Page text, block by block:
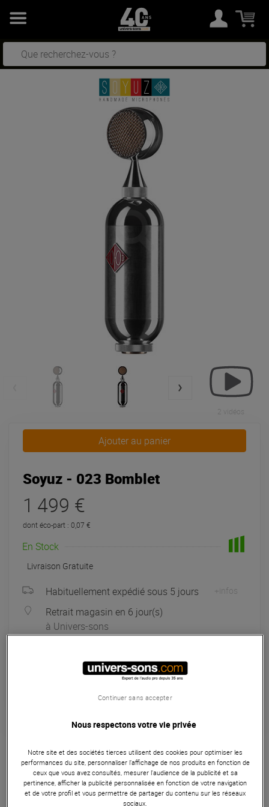
2 vidéos
Ajouter au panier
Soyuz - 023 Bomblet
1 499 €
dont éco-part : 0,07 €
En Stock
Livraison Gratuite
Habituellement expédié sous 5 jours +infos
Retrait magasin en 6 jour(s)
à Univers-sons
10x 12x
Apport initial :
Coût de financement :
TAEG fixe :
Eligible à la Garantie Sérénité
Microphones
Le Soyuz Microphones 023 Bomblet est un micro de studio
Nous respectons votre vie privée
Notre site et des sociétés tierces utilisent des cookies pour optimiser les
performances du site, personnaliser l’affichage de nos produits en fonction de
ceux que vous avez consultés, mesurer l'audience de la publicité et sa
pertinence, afficher la publicité personnalisée en fonction de votre navigation
et de votre profil et vous permettre de partager du contenu sur les réseaux
sociaux.
Continuer sans accepter